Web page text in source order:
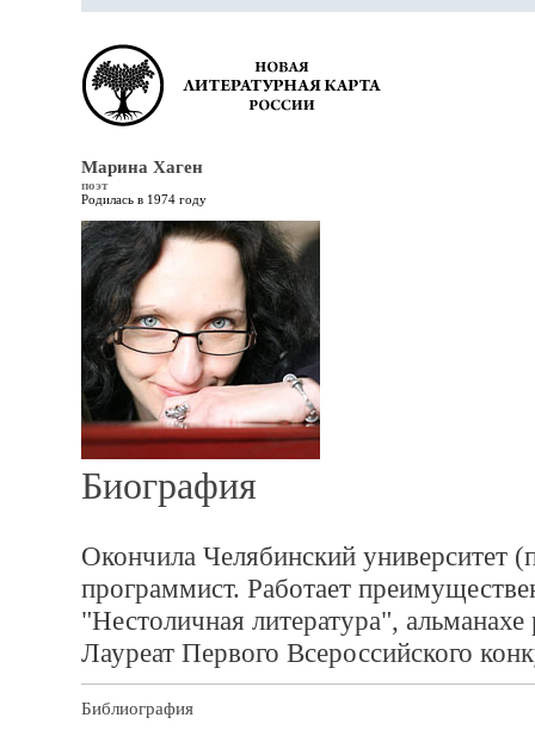
Марина Хаген
поэт
Родилась в 1974 году
Биография
Окончила Челябинский университет
программист. Работает
"Нестоличная литература",
Лауреат Первого Всероссийского
Библиография